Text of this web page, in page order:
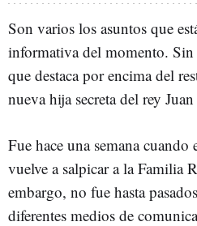
Son varios los asuntos que
informativa del momento.
que destaca por encima del
nueva hija secreta del rey
Fue hace una semana cuando
vuelve a salpicar a la Familia
embargo, no fue hasta
diferentes medios de